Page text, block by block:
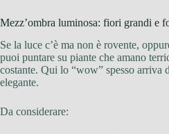
Mezz’ombra luminosa: fiori grandi e
Se la luce c’è ma non è rovente,
puoi puntare su piante che amano
costante. Qui lo “wow” spesso
elegante.
Da considerare: